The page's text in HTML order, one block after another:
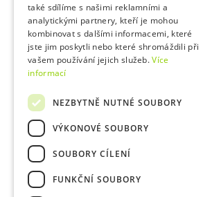
Ulice a č. popisné*
E-mail
Telefonní číslo (+420 123 456 789)*
také sdílíme s našimi reklamními a
analytickými partnery, kteří je mohou
kombinovat s dalšími informacemi, které
jste jim poskytli nebo které shromáždili při
vašem používání jejich služeb.Více
informací
NEZBYTNĚ NUTNÉ SOUBORY
VÝKONOVÉ SOUBORY
SOUBORY CÍLENÍ
FUNKČNÍ SOUBORY